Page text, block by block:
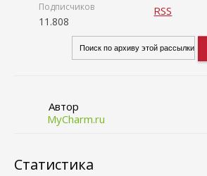
Подписчиков
11.808
RSS
Автор
MyCharm.ru
Статистика